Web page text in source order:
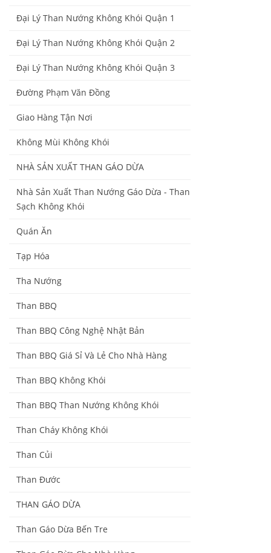
Đại Lý Than Nướng Không Khói Quận 1
Đại Lý Than Nướng Không Khói Quận 2
Đại Lý Than Nướng Không Khói Quận 3
Đường Phạm Văn Đồng
Giao Hàng Tận Nơi
Không Mùi Không Khói
NHÀ SẢN XUẤT THAN GÁO DỪA
Nhà Sản Xuất Than Nướng Gáo Dừa - Than
Sạch Không Khói
Quán Ăn
Tạp Hóa
Tha Nướng
Than BBQ
Than BBQ Công Nghệ Nhật Bản
Than BBQ Giá Sỉ Và Lẻ Cho Nhà Hàng
Than BBQ Không Khói
Than BBQ Than Nướng Không Khói
Than Cháy Không Khói
Than Củi
Than Đước
THAN GÁO DỪA
Than Gáo Dừa Bến Tre